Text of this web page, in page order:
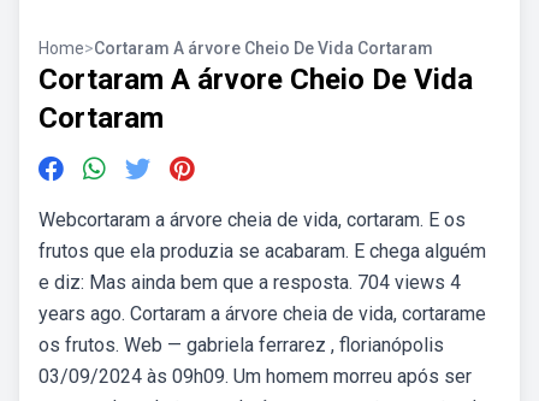
Home>Cortaram A árvore Cheio De Vida Cortaram
Cortaram A árvore Cheio De Vida
Cortaram
Webcortaram a árvore cheia de vida, cortaram. E os
frutos que ela produzia se acabaram. E chega alguém
e diz: Mas ainda bem que a resposta. 704 views 4
years ago. Cortaram a árvore cheia de vida, cortarame
os frutos. Web — gabriela ferrarez , florianópolis
03/09/2024 às 09h09. Um homem morreu após ser